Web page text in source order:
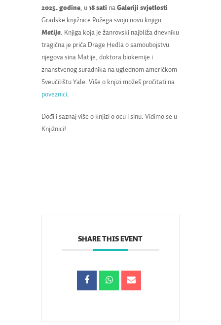
2025. godine, u 18 sati na Galeriji svjetlosti
Gradske knjižnice Požega svoju novu knjigu
Matija. Knjiga koja je žanrovski najbliža dnevniku
tragična je priča Drage Hedla o samoubojstvu
njegova sina Matije, doktora biokemije i
znanstvenog suradnika na uglednom američkom
Sveučilištu Yale. Više o knjizi možeš pročitati na
poveznici.
Dođi i saznaj više o knjizi o ocu i sinu. Vidimo se u
Knjižnici!
SHARE THIS EVENT